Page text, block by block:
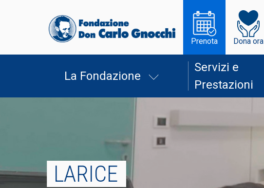
Prenota Dona ora
La Fondazione
Servizi e
Prestazioni
LARICE